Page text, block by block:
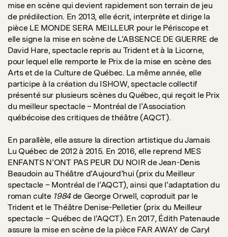
mise en scène qui devient rapidement son terrain de jeu
de prédilection. En 2013, elle écrit, interprète et dirige la
pièce LE MONDE SERA MEILLEUR pour le Périscope et
elle signe la mise en scène de L’ABSENCE DE GUERRE de
David Hare, spectacle repris au Trident et à la Licorne,
pour lequel elle remporte le Prix de la mise en scène des
Arts et de la Culture de Québec. La même année, elle
participe à la création du ISHOW, spectacle collectif
présenté sur plusieurs scènes du Québec, qui reçoit le Prix
du meilleur spectacle – Montréal de l’Association
québécoise des critiques de théâtre (AQCT).
En parallèle, elle assure la direction artistique du Jamais
Lu Québec de 2012 à 2015. En 2016, elle reprend MES
ENFANTS N’ONT PAS PEUR DU NOIR de Jean-Denis
Beaudoin au Théâtre d’Aujourd’hui (prix du Meilleur
spectacle – Montréal de l’AQCT), ainsi que l’adaptation du
roman culte 1984de George Orwell, coproduit par le
Trident et le Théâtre Denise-Pelletier (prix du Meilleur
spectacle – Québec de l’AQCT). En 2017, Édith Patenaude
assure la mise en scène de la pièce FAR AWAY de Caryl